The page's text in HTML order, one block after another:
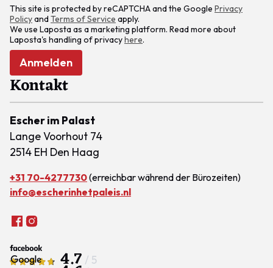
This site is protected by reCAPTCHA and the Google Privacy
PolicyandTerms of Service apply.
We use Laposta as a marketing platform. Read more about
Laposta's handling of privacyhere.
Anmelden
Kontakt
Escher im Palast
Lange Voorhout 74
2514 EH Den Haag
+31 70-4277730(erreichbar während der Bürozeiten)
info@escherinhetpaleis.nl
4.7 / 5